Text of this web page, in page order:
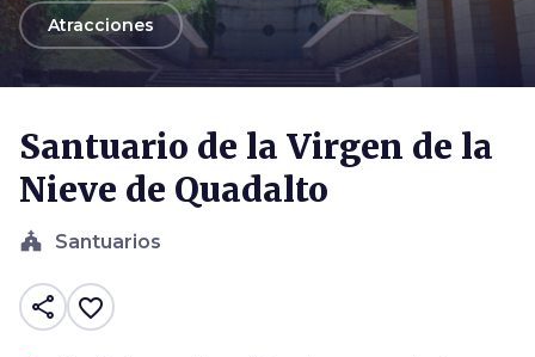
arrow_backAtracciones
Santuario de la Virgen de la
Nieve de Quadalto
church Santuarios
share favorite_border